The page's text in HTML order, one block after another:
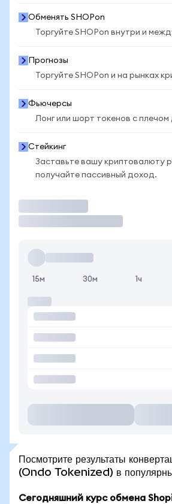
Обменять SHOPon
Торгуйте SHOPon внутри и
Прогнозы
Торгуйте SHOPon и на рынках
Фьючерсы
Лонг или шорт токенов с плечом
Стейкинг
Заставьте вашу криптовалюту
получайте пассивный доход.
15м 30м 1ч
Посмотрите результаты
(Ondo Tokenized) в
Сегодняшний курс обмена